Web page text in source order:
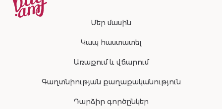
Մեր մասին
Կապ հաստատել
Առաքում և վճարում
Գաղտնիության քաղաքականություն
Դարձիր գործընկեր